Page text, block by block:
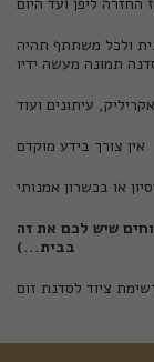
ולכל משתתף תהיה
אין צורך בידע מוקדם
או בכשרון אמנותי
שיש לכם את זה
בבית...)
ציוד לסדנת זום